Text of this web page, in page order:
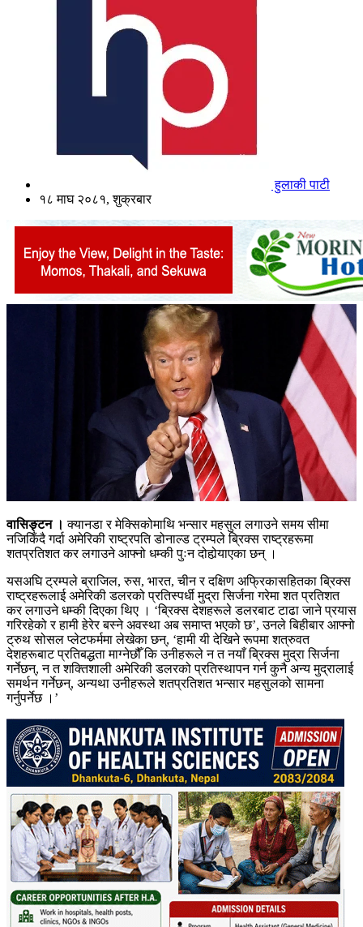
हुलाकी पाटी
१८ माघ २०८१, शुक्रबार
वासिङ्टन । क्यानडा र मेक्सिकोमाथि भन्सार महसुल लगाउने समय सीमा
नजिकिँदै गर्दा अमेरिकी राष्ट्रपति डोनाल्ड ट्रम्पले ब्रिक्स राष्ट्रहरूमा
शतप्रतिशत कर लगाउने आफ्नो धम्की पुःन दोहोर्‍याएका छन् ।
यसअघि ट्रम्पले ब्राजिल, रुस, भारत, चीन र दक्षिण अफ्रिकासहितका ब्रिक्स
राष्ट्रहरूलाई अमेरिकी डलरको प्रतिस्पर्धी मुद्रा सिर्जना गरेमा शत प्रतिशत
कर लगाउने धम्की दिएका थिए । ‘ब्रिक्स देशहरूले डलरबाट टाढा जाने प्रयास
गरिरहेको र हामी हेरेर बस्ने अवस्था अब समाप्त भएको छ’, उनले बिहीबार आफ्नो
ट्रुथ सोसल प्लेटफर्ममा लेखेका छन्, ‘हामी यी देखिने रूपमा शत्रुवत
देशहरूबाट प्रतिबद्धता माग्नेछौँ कि उनीहरूले न त नयाँ ब्रिक्स मुद्रा सिर्जना
गर्नेछन्, न त शक्तिशाली अमेरिकी डलरको प्रतिस्थापन गर्न कुनै अन्य मुद्रालाई
समर्थन गर्नेछन्, अन्यथा उनीहरूले शतप्रतिशत भन्सार महसुलको सामना
गर्नुपर्नेछ ।’